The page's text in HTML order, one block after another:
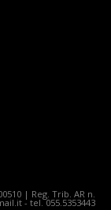
| Reg. Trib. AR n.
- tel. 055.5353443